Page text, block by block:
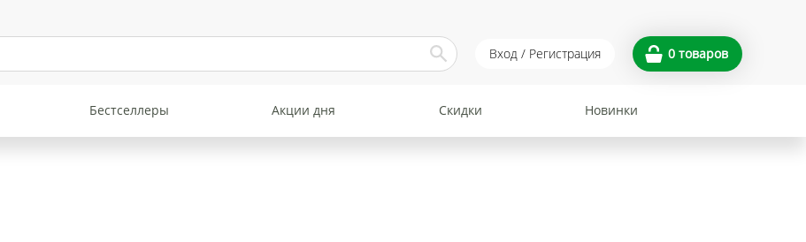
Вход / Регистрация 0 товаров
Бестселлеры Акции дня Скидки Новинки